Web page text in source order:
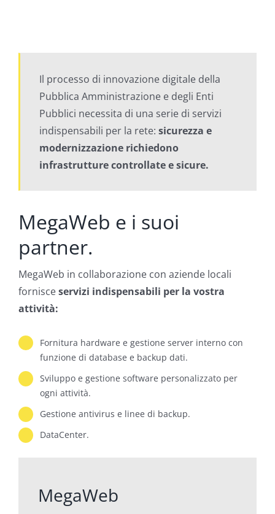
Il processo di innovazione digitale della
Pubblica Amministrazione e degli Enti
Pubblici necessita di una serie di servizi
indispensabili per la rete: sicurezza e
modernizzazione richiedono
infrastrutture controllate e sicure.
MegaWeb e i suoi
partner.
MegaWeb in collaborazione con aziende locali
fornisceservizi indispensabili per la vostra
attività:
Fornitura hardware e gestione server interno con
funzione di database e backup dati.
Sviluppo e gestione software personalizzato per
ogni attività.
Gestione antivirus e linee di backup.
DataCenter.
MegaWeb